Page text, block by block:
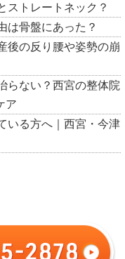
ストレートネック？
は骨盤にあった？
後の反り腰や姿勢の崩
らない？西宮の整体院
ア
いる方へ｜西宮・今津